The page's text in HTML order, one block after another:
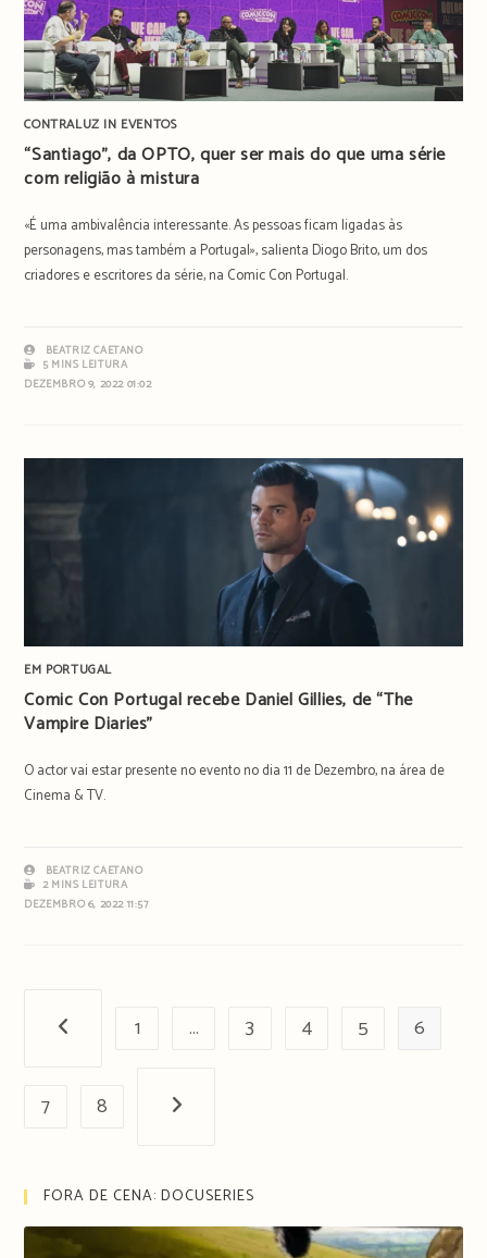
CONTRALUZ IN EVENTOS
“Santiago”, da OPTO, quer ser mais do que uma série
com religião à mistura
«É uma ambivalência interessante. As pessoas ficam ligadas às
personagens, mas também a Portugal», salienta Diogo Brito, um dos
criadores e escritores da série, na Comic Con Portugal.
BEATRIZ CAETANO
5 MINS LEITURA
DEZEMBRO 9, 2022 01:02
EM PORTUGAL
Comic Con Portugal recebe Daniel Gillies, de “The
Vampire Diaries”
O actor vai estar presente no evento no dia 11 de Dezembro, na área de
Cinema & TV.
BEATRIZ CAETANO
2 MINS LEITURA
DEZEMBRO 6, 2022 11:57
Página anterior
1 … 3 4 5 6
7 8 Próxima página
FORA DE CENA: DOCUSERIES